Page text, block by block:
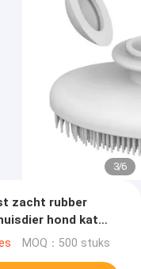
3/6
zacht rubber
hond kat
MOQ：500 stuks